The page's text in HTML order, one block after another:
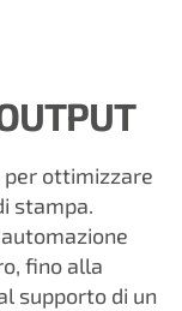
ottimizzare
stampa.
fino alla
supporto di un